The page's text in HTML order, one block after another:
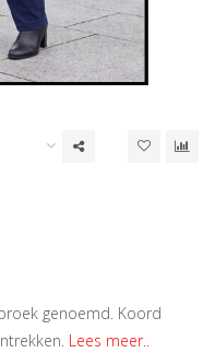
genoemd. Koord
Lees meer..